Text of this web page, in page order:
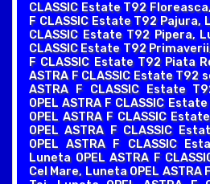
CLASSIC Estate T92
F CLASSIC Estate T92 Pajura,
CLASSIC Estate T92 Pipera,
CLASSIC Estate T92
F CLASSIC Estate T92 Piata
ASTRA F CLASSIC Estate T92
ASTRA F CLASSIC Estate
OPEL ASTRA F CLASSIC
OPEL ASTRA F CLASSIC
OPEL ASTRA F CLASSIC
OPEL ASTRA F CLASSIC
Luneta OPEL ASTRA F
Cel Mare, Luneta OPEL ASTRA